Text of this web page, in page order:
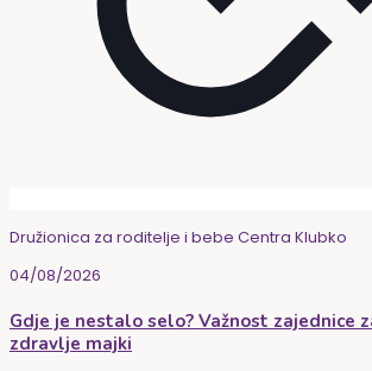
Družionica za roditelje i bebe Centra Klubko
04/08/2026
Gdje je nestalo selo? Važnost zajednice
zdravlje majki